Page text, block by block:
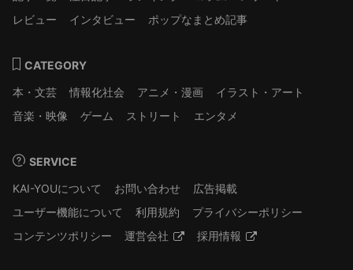
レビュー
インタビュー ポップなまとめ記事
CATEGORY
本・文芸
情報化社会 アニメ・漫画
イラスト・アート
音楽・映像
ゲーム ストリート エンタメ
SERVICE
KAI-YOUについて
お問い合わせ
広告掲載
ユーザー機能について
利用規約
プライバシーポリシー
コンテンツポリシー
運営会社 採用情報